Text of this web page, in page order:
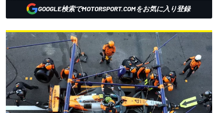
GOOGLE検索でMOTORSPORT.COMをお気に入り登録